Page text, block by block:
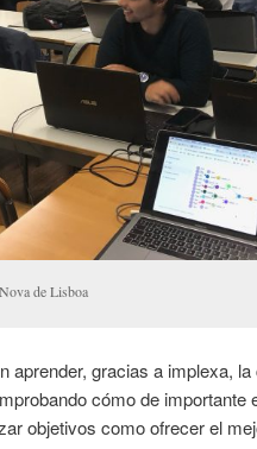
de Lisboa
aprender, gracias a implexa,
cómo de importante
objetivos como ofrecer el